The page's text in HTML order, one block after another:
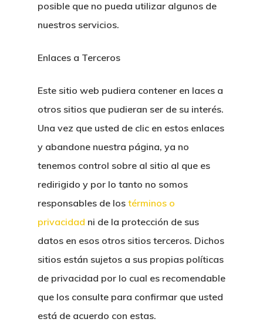
posible que no pueda utilizar algunos de
nuestros servicios.
Enlaces a Terceros
Este sitio web pudiera contener en laces a
otros sitios que pudieran ser de su interés.
Una vez que usted de clic en estos enlaces
y abandone nuestra página, ya no
tenemos control sobre al sitio al que es
redirigido y por lo tanto no somos
responsables de los términos o
privacidad ni de la protección de sus
datos en esos otros sitios terceros. Dichos
sitios están sujetos a sus propias políticas
de privacidad por lo cual es recomendable
que los consulte para confirmar que usted
está de acuerdo con estas.